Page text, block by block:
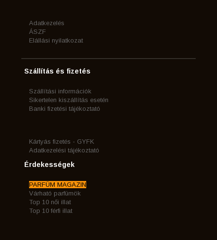
Adatkezelés
ÁSZF
Elállási nyilatkozat
Szállítás és fizetés
Szállítási információk
Sikertelen kiszállítás esetén
Banki fizetési tájékoztató
Kártyás fizetés - GYFK
Adatkezelési tájékoztató
Érdekességek
PARFÜM MAGAZIN
Várható parfümök
Top 10 női illat
Top 10 férfi illat